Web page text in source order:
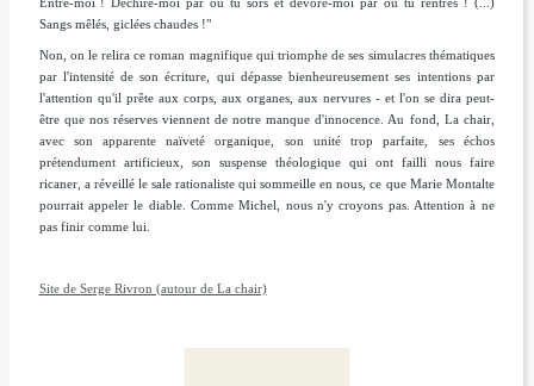
Sangs mêlés, giclées chaudes !"
Non, on le relira ce roman magnifique qui triomphe de ses simulacres thématiques
par l'intensité de son écriture, qui dépasse bienheureusement ses intentions par
l'attention qu'il prête aux corps, aux organes, aux nervures - et l'on se dira peut-
être que nos réserves viennent de notre manque d'innocence. Au fond, La chair,
avec son apparente naïveté organique, son unité trop parfaite, ses échos
prétendument artificieux, son suspense théologique qui ont failli nous faire
ricaner, a réveillé le sale rationaliste qui sommeille en nous, ce que Marie Montalte
pourrait appeler le diable. Comme Michel, nous n'y croyons pas. Attention à ne
pas finir comme lui.
Site de Serge Rivron (autour de La chair)